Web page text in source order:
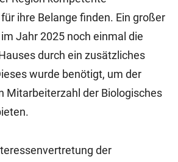
ihre Belange finden. Ein großer
Jahr 2025 noch einmal die
durch ein zusätzliches
wurde benötigt, um der
Mitarbeiterzahl der Biologisches
der